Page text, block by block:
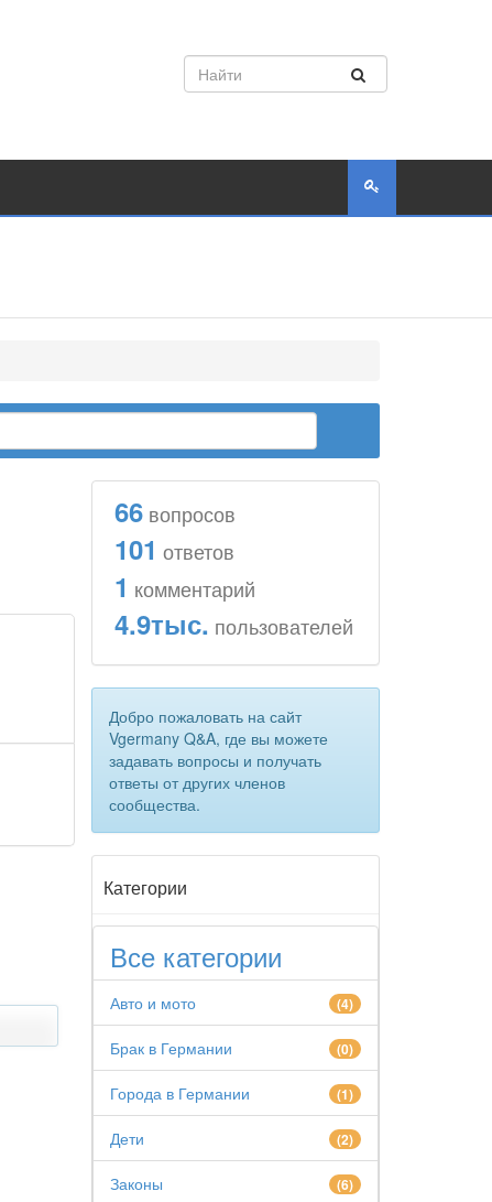
66вопросов
101 ответов
1 комментарий
4.9тыс. пользователей
Добро пожаловать на сайт
Vgermany Q&A, где вы можете
задавать вопросы и получать
ответы от других членов
сообщества.
Категории
Все категории
Авто и мото (4)
Брак в Германии (0)
Города в Германии (1)
Дети (2)
Законы (6)